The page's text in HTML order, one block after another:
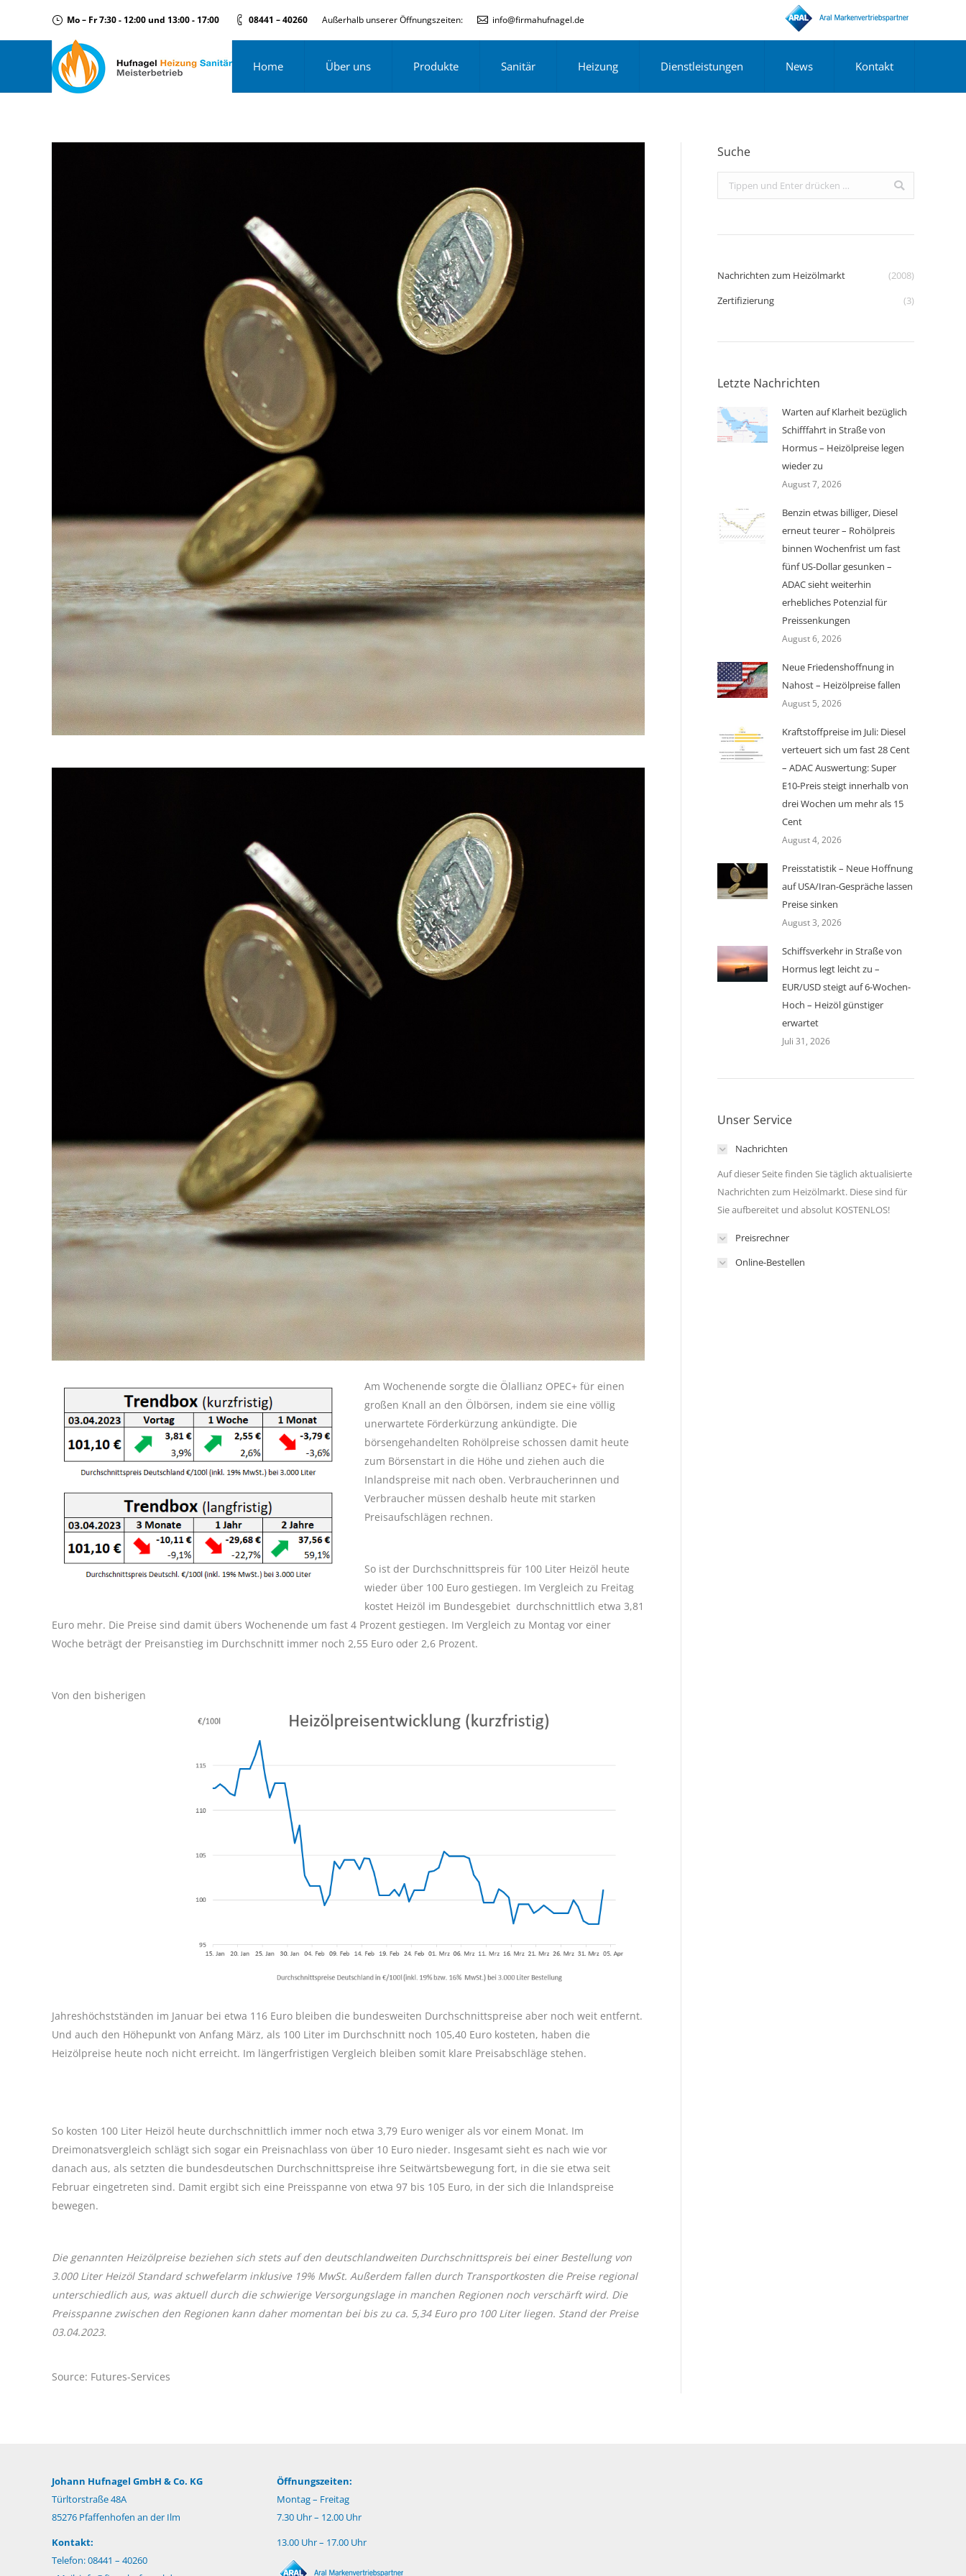
Mo – Fr 7:30 - 12:00 und 13:00 - 17:00 08441 – 40260 Außerhalb unserer Öffnungszeiten: info@firmahufnagel.de
Home Über uns Produkte Sanitär Heizung Dienstleistungen News Kontakt
Am Wochenende sorgte die Ölallianz OPEC+ für einen
großen Knall an den Ölbörsen, indem sie eine völlig
unerwartete Förderkürzung ankündigte. Die
börsengehandelten Rohölpreise schossen damit heute
zum Börsenstart in die Höhe und ziehen auch die
Inlandspreise mit nach oben. Verbraucherinnen und
Verbraucher müssen deshalb heute mit starken
Preisaufschlägen rechnen.
So ist der Durchschnittspreis für 100 Liter Heizöl heute
wieder über 100 Euro gestiegen. Im Vergleich zu Freitag
kostet Heizöl im Bundesgebiet durchschnittlich etwa 3,81
Euro mehr. Die Preise sind damit übers Wochenende um fast 4 Prozent gestiegen. Im Vergleich zu Montag vor einer
Woche beträgt der Preisanstieg im Durchschnitt immer noch 2,55 Euro oder 2,6 Prozent.
Von den bisherigen
Jahreshöchstständen im Januar bei etwa 116 Euro bleiben die bundesweiten Durchschnittspreise aber noch weit entfernt.
Und auch den Höhepunkt von Anfang März, als 100 Liter im Durchschnitt noch 105,40 Euro kosteten, haben die
Heizölpreise heute noch nicht erreicht. Im längerfristigen Vergleich bleiben somit klare Preisabschläge stehen.
So kosten 100 Liter Heizöl heute durchschnittlich immer noch etwa 3,79 Euro weniger als vor einem Monat. Im
Dreimonatsvergleich schlägt sich sogar ein Preisnachlass von über 10 Euro nieder. Insgesamt sieht es nach wie vor
danach aus, als setzten die bundesdeutschen Durchschnittspreise ihre Seitwärtsbewegung fort, in die sie etwa seit
Februar eingetreten sind. Damit ergibt sich eine Preisspanne von etwa 97 bis 105 Euro, in der sich die Inlandspreise
bewegen.
Die genannten Heizölpreise beziehen sich stets auf den deutschlandweiten Durchschnittspreis bei einer Bestellung von
3.000 Liter Heizöl Standard schwefelarm inklusive 19% MwSt. Außerdem fallen durch Transportkosten die Preise regional
unterschiedlich aus, was aktuell durch die schwierige Versorgungslage in manchen Regionen noch verschärft wird. Die
Preisspanne zwischen den Regionen kann daher momentan bei bis zu ca. 5,34 Euro pro 100 Liter liegen. Stand der Preise
03.04.2023.
Source: Futures-Services
Suche
Search:
Nachrichten zum Heizölmarkt
(2008)
Zertifizierung
(3)
Letzte Nachrichten
Warten auf Klarheit bezüglich
Schifffahrt in Straße von
Hormus – Heizölpreise legen
wieder zu
August 7, 2026
Benzin etwas billiger, Diesel
erneut teurer – Rohölpreis
binnen Wochenfrist um fast
fünf US-Dollar gesunken –
ADAC sieht weiterhin
erhebliches Potenzial für
Preissenkungen
August 6, 2026
Neue Friedenshoffnung in
Nahost – Heizölpreise fallen
August 5, 2026
Kraftstoffpreise im Juli: Diesel
verteuert sich um fast 28 Cent
– ADAC Auswertung: Super
E10-Preis steigt innerhalb von
drei Wochen um mehr als 15
Cent
August 4, 2026
Preisstatistik – Neue Hoffnung
auf USA/Iran-Gespräche lassen
Preise sinken
August 3, 2026
Schiffsverkehr in Straße von
Hormus legt leicht zu –
EUR/USD steigt auf 6-Wochen-
Hoch – Heizöl günstiger
erwartet
Juli 31, 2026
Unser Service
Nachrichten
Auf dieser Seite finden Sie täglich aktualisierte
Nachrichten zum Heizölmarkt. Diese sind für
Sie aufbereitet und absolut KOSTENLOS!
Preisrechner
Online-Bestellen
Johann Hufnagel GmbH & Co. KG
Türltorstraße 48A
85276 Pfaffenhofen an der Ilm
Kontakt:
Telefon: 08441 – 40260
Öffnungszeiten:
Montag – Freitag
7.30 Uhr – 12.00 Uhr
13.00 Uhr – 17.00 Uhr